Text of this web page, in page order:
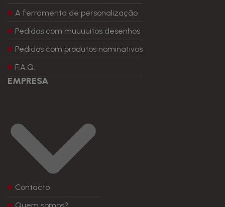
A ferramenta de personalização
Pedidos com muuuuitos desenhos
Pedidos com produtos nominativos
F.A.Q.
EMPRESA
Contacto